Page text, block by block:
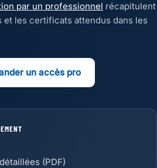
par un professionnel récapitulent
les certificats attendus dans les
un accès pro
(PDF)